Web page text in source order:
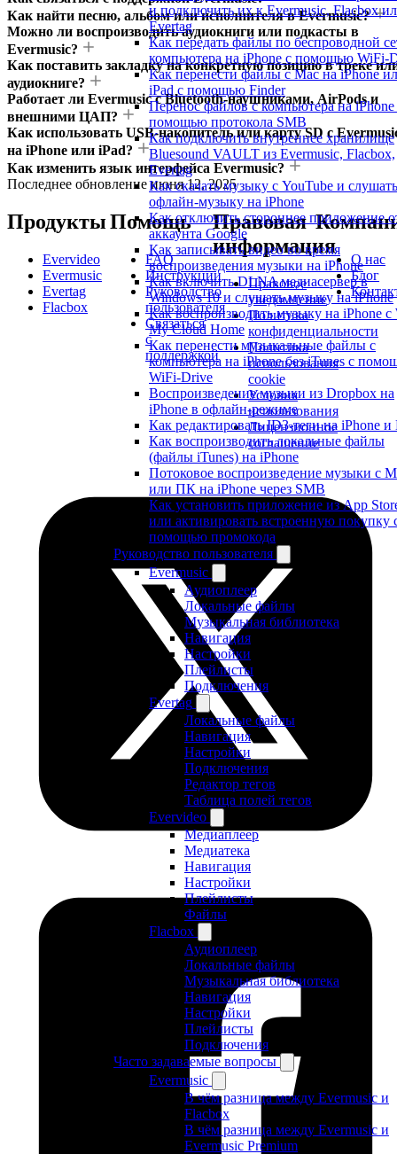
и подключить их к Evermusic, Flacbox
Evertag
Как передать файлы по беспроводной
компьютера на iPhone с помощью WiFi-
Как перенести файлы с Mac на iPhone
iPad с помощью Finder
Перенос файлов с компьютера на iPhone
помощью протокола SMB
Как подключить внутреннее хранилище
Bluesound VAULT из Evermusic, Flacbox,
Evertag
Как скачать музыку с YouTube и слушать
офлайн-музыку на iPhone
Как отключить стороннее приложение
аккаунта Google
Как записывать видео во время
воспроизведения музыки на iPhone
Как включить DLNA медиасервер в
Windows 10 и слушать музыку на iPhone
Как воспроизводить музыку на iPhone с
My Cloud Home
Как перенести музыкальные файлы с
компьютера на iPhone без iTunes с
WiFi-Drive
Воспроизведение музыки из Dropbox на
iPhone в офлайн-режиме
Как редактировать ID3-теги на iPhone и
Как воспроизводить локальные файлы
(файлы iTunes) на iPhone
Потоковое воспроизведение музыки с
или ПК на iPhone через SMB
Как установить приложение из App
или активировать встроенную покупку
помощью промокода
Руководство пользователя
Evermusic
Аудиоплеер
Локальные файлы
Музыкальная библиотека
Навигация
Настройки
Плейлисты
Подключения
Evertag
Локальные файлы
Навигация
Настройки
Подключения
Редактор тегов
Таблица полей тегов
Evervideo
Медиаплеер
Медиатека
Навигация
Настройки
Плейлисты
Файлы
Flacbox
Аудиоплеер
Локальные файлы
Музыкальная библиотека
Навигация
Настройки
Плейлисты
Подключения
Часто задаваемые вопросы
Evermusic
В чём разница между Evermusic и
Flacbox
В чём разница между Evermusic и
Evermusic Premium
Как найти песню, альбом или исполнителя в Evermusic?
Можно ли воспроизводить аудиокниги или подкасты в
Evermusic?
Как поставить закладку на конкретную позицию в треке
аудиокниге?
Работает ли Evermusic с Bluetooth-наушниками, AirPods и
внешними ЦАП?
Как использовать USB-накопитель или карту SD с
на iPhone или iPad?
Как изменить язык интерфейса Evermusic?
Последнее обновлениеиюня 12, 2025
Продукты
Evervideo
Evermusic
Evertag
Flacbox
Помощь
FAQ
Инструкции
Руководство
пользователя
Связаться
с
поддержкой
Правовая
информация
Правовое
уведомление
Политика
конфиденциальности
Политика
использования
cookie
Условия
использования
Лицензионное
соглашение
О нас
Блог